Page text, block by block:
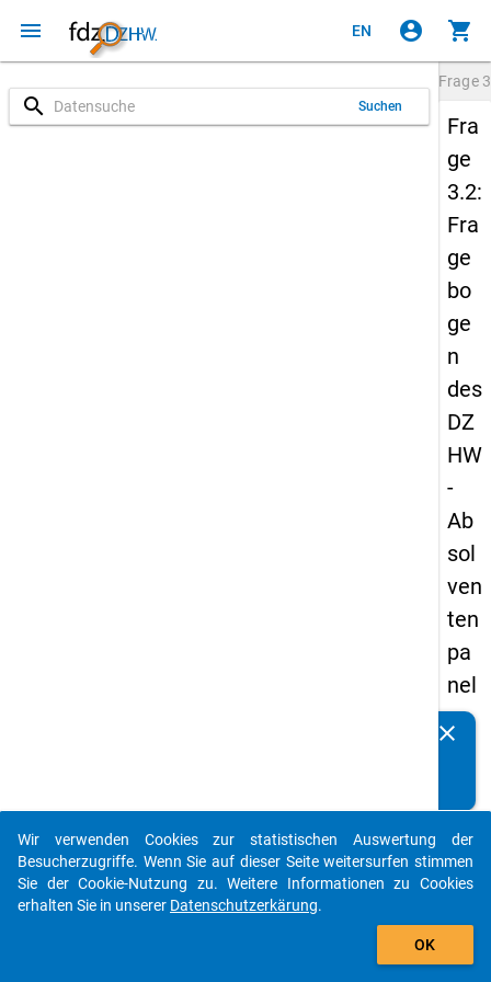
menu EN account_circle shopping_cart
search Suchen
Frage
Fra
ge
3.2:
Fra
ge
bo
ge
n
des
DZ
HW
-
Ab
sol
ven
ten
pa
nel
s
-
ers
te
clear
auto_stories
add_shopping_cart
Wir verwenden Cookies zur statistischen Auswertung der
Besucherzugriffe. Wenn Sie auf dieser Seite weitersurfen stimmen
Sie der Cookie-Nutzung zu. Weitere Informationen zu Cookies
erhalten Sie in unserer Datenschutzerkärung.
OK